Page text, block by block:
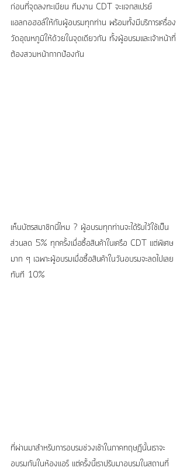
ก่อนที่จุดลงทะเบียน ทีมงาน CDT จะแจกสเปรย์
แอลกอฮอล์ให้กับผู้อบรมทุกท่าน พร้อมทั้งมีบริการเครื่อง
วัดอุณหภูมิให้ด้วยในจุดเดียวกัน ทั้งผู้อบรมและเจ้าหน้าที่
ต้องสวมหน้ากากป้องกัน
เห็นบัตรสมาชิกนี่ไหม ? ผู้อบรมทุกท่านจะได้รับไว้ใช้เป็น
ส่วนลด 5% ทุกครั้งเมื่อซื้อสินค้าในเครือ CDT แต่พิเศษ
มาก ๆ เฉพาะผู้อบรมเมื่อซื้อสินค้าในวันอบรมจะลดไปเลย
ทันที 10%
ที่ผ่านมาสำหรับการอบรมช่วงเช้าในภาคทฤษฎีนั้นเราจะ
อบรมกันในห้องแอร์ แต่ครั้งนี้เราปรับมาอบรมในสถานที่